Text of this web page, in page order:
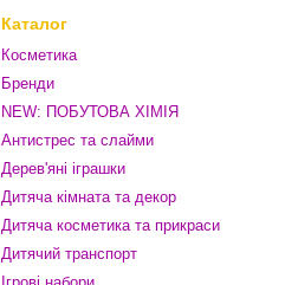
Каталог
Косметика
Бренди
NEW: ПОБУТОВА ХІМІЯ
Антистрес та слайми
Дерев'яні іграшки
Дитяча кімната та декор
Дитяча косметика та прикраси
Дитячий транспорт